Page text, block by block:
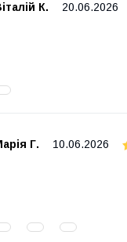
К. 20.06.2026
Г. 10.06.2026